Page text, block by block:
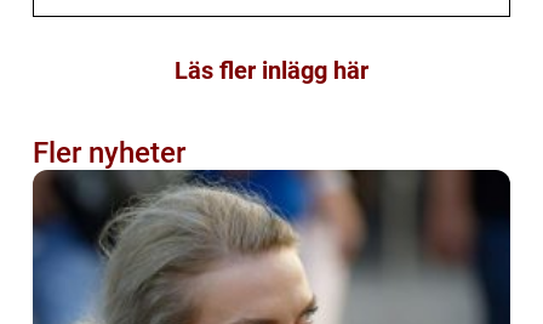
Läs fler inlägg här
Fler nyheter